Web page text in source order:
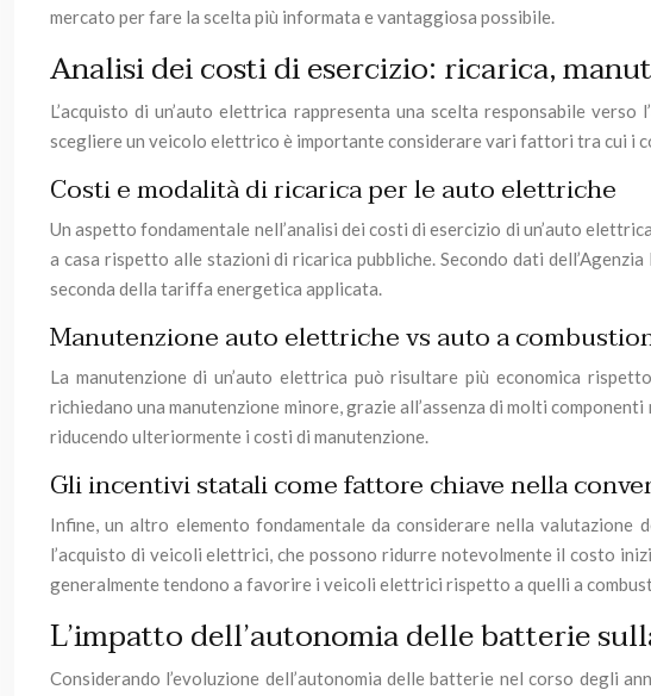
mercato per fare la scelta più informata e vantaggiosa possibile.
Analisi dei costi di esercizio: ricarica,
L’acquisto di un’auto elettrica rappresenta una scelta responsabile
scegliere un veicolo elettrico è importante considerare vari fattori tra cui i
Costi e modalità di ricarica per le auto elettriche
Un aspetto fondamentale nell’analisi dei costi di esercizio di un’auto
a casa rispetto alle stazioni di ricarica pubbliche. Secondo dati
seconda della tariffa energetica applicata.
Manutenzione auto elettriche vs auto a
La manutenzione di un’auto elettrica può risultare più economica
richiedano una manutenzione minore, grazie all’assenza di molti
riducendo ulteriormente i costi di manutenzione.
Gli incentivi statali come fattore chiave nella
Infine, un altro elemento fondamentale da considerare nella
l’acquisto di veicoli elettrici, che possono ridurre notevolmente il costo
generalmente tendono a favorire i veicoli elettrici rispetto a quelli a
L’impatto dell’autonomia delle batterie
Considerando l’evoluzione dell’autonomia delle batterie nel corso degli